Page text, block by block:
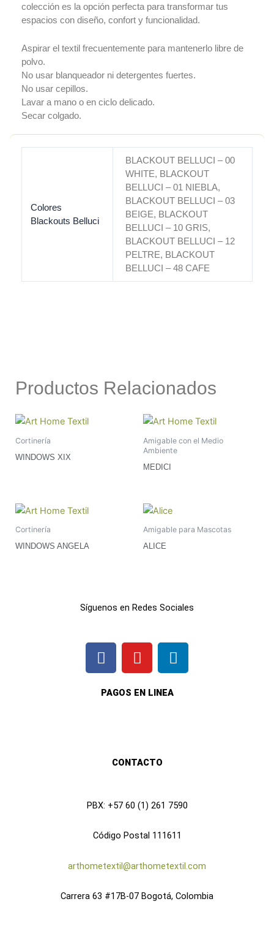
colección es la opción perfecta para transformar tus
espacios con diseño, confort y funcionalidad.
Aspirar el textil frecuentemente para mantenerlo libre de
polvo.
No usar blanqueador ni detergentes fuertes.
No usar cepillos.
Lavar a mano o en ciclo delicado.
Secar colgado.
Colores
Blackouts Belluci
BLACKOUT BELLUCI – 00
WHITE, BLACKOUT
BELLUCI – 01 NIEBLA,
BLACKOUT BELLUCI – 03
BEIGE, BLACKOUT
BELLUCI – 10 GRIS,
BLACKOUT BELLUCI – 12
PELTRE, BLACKOUT
BELLUCI – 48 CAFE
Productos Relacionados
Cortinería
WINDOWS XIX
Amigable con el Medio
Ambiente
MEDICI
Cortinería
WINDOWS ANGELA
Amigable para Mascotas
ALICE
Síguenos en Redes Sociales
F
a
e
I
n
t
a
m
L
i
k
PAGOS EN LINEA
CONTACTO
PBX: +57 60 (1) 261 7590
Código Postal 111611
arthometextil@arthometextil.com
Carrera 63 #17B-07 Bogotá, Colombia